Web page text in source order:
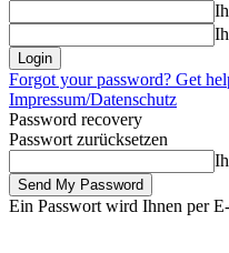
Forgot your password? Get
Impressum/Datenschutz
Password recovery
Passwort zurücksetzen
Ein Passwort wird Ihnen per